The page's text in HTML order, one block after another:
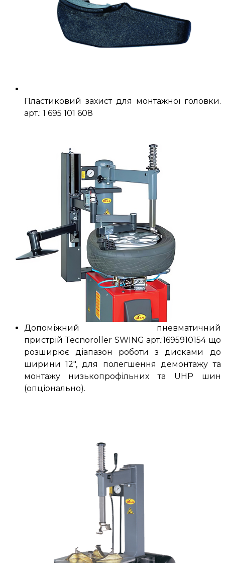
Пластиковий захист для монтажної головки.
арт.: 1 695 101 608
Допоміжний пневматичний
пристрій Tecnoroller SWING арт.:1695910154 що
розширює діапазон роботи з дисками до
ширини 12", для полегшення демонтажу та
монтажу низькопрофільних та UHP шин
(опціонально).